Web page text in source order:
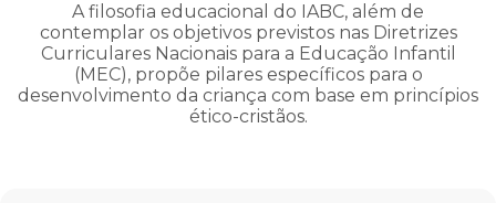
A filosofia educacional do IABC, além de
contemplar os objetivos previstos nas Diretrizes
Curriculares Nacionais para a Educação Infantil
(MEC), propõe pilares específicos para o
desenvolvimento da criança com base em princípios
ético-cristãos.